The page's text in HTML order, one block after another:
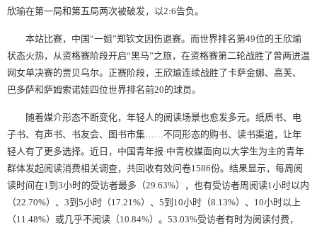
欣瑜在第一局和第五局两次被破发，以2:6告负。
本站比赛，中国“一姐”郑钦文因伤退赛。而世界排名第49位的王欣瑜
状态火热，从资格赛阶段开启“黑马”之旅，在资格赛第二轮战胜了曾两进温
网女单决赛的贾贝乌尔。正赛阶段，王欣瑜连续战胜了卡萨金娜、高芙、
巴多萨和萨姆索诺娃四位世界排名前20的球员。
随着媒介形态不断变化，年轻人的阅读场景也愈发多元。纸质书、电
子书、有声书、书友会、图书市集……不同形态的购书、读书渠道，让年
轻人有了更多选择。近日，中国青年报·中青校媒面向以大学生为主的青年
群体发起阅读消费相关调查，共回收有效问卷1586份。结果显示，每周阅
读时间在1到3小时的受访者最多（29.63%），也有受访者周阅读1小时以内
（22.70%）、3到5小时（17.21%）、5到10小时（8.13%）、10小时以上
（11.48%）或几乎不阅读（10.84%）。53.03%受访者有时为阅读付费，